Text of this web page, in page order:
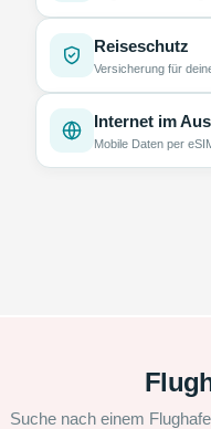
Reiseschutz
Versicherung für
Internet im
Mobile Daten per
Suche nach einem